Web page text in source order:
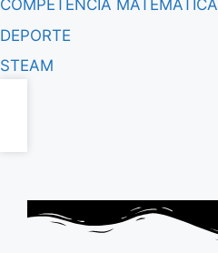
COMPETENCIA MATEMÁTICA
DEPORTE
STEAM